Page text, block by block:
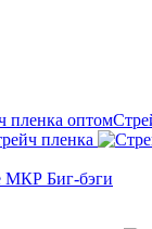
пленка
МКР Биг-бэги